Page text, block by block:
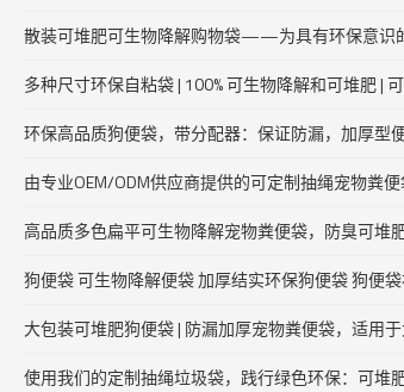
散装可堆肥可生物降解购物袋——为具有环保意识
多种尺寸环保自粘袋 | 100% 可生物降解和可堆肥 |
环保高品质狗便袋，带分配器：保证防漏，加厚型
由专业OEM/ODM供应商提供的可定制抽绳宠物粪
高品质多色扁平可生物降解宠物粪便袋，防臭可堆
狗便袋 可生物降解便袋 加厚结实环保狗便袋 狗便
大包装可堆肥狗便袋 | 防漏加厚宠物粪便袋，适用
使用我们的定制抽绳垃圾袋，践行绿色环保：可堆